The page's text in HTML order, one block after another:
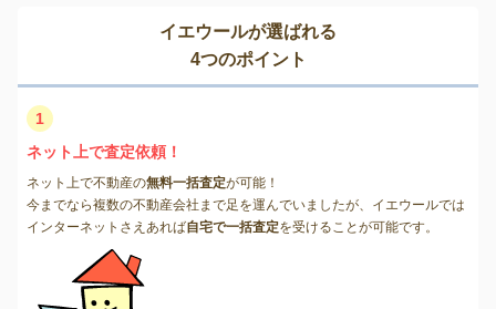
イエウールが選ばれる
4つのポイント
1
ネット上で査定依頼！
ネット上で不動産の無料一括査定が可能！
今までなら複数の不動産会社まで足を運んでいましたが、イエウールでは
インターネットさえあれば自宅で一括査定を受けることが可能です。